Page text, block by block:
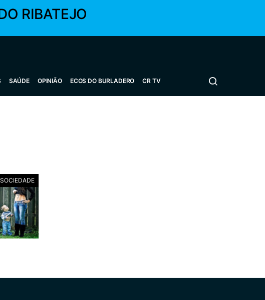
RIBATEJO
SAÚDE OPINIÃO ECOS DO BURLADERO CR TV
SOCIEDADE